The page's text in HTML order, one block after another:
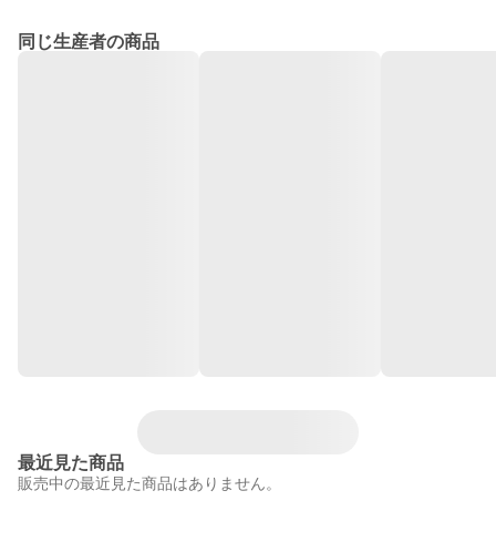
同じ生産者の商品
最近見た商品
販売中の最近見た商品はありません。